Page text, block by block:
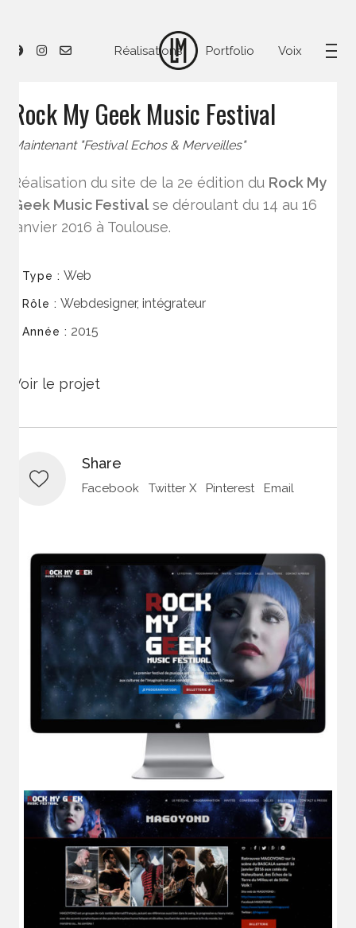
Réalisations Portfolio Voix
Rock My Geek Music Festival
Maintenant "Festival Echos & Merveilles"
Réalisation du site de la 2e édition du Rock My
Geek Music Festival se déroulant du 14 au 16
janvier 2016 à Toulouse.
Type : Web
Rôle : Webdesigner, intégrateur
Année : 2015
Voir le projet
Share
Facebook Twitter X Pinterest Email